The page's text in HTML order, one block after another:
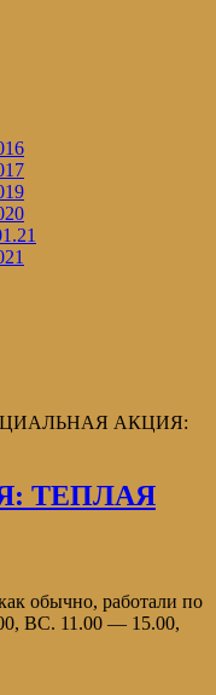
АКЦИЯ:
ТЕПЛАЯ
обычно, работали по
ВС. 11.00 — 15.00,